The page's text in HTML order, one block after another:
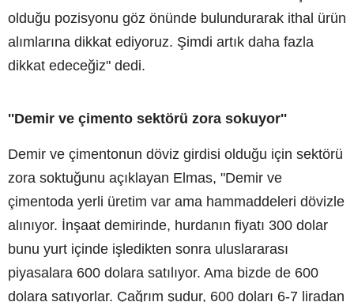
olduğu pozisyonu göz önünde bulundurarak ithal ürün
alımlarına dikkat ediyoruz. Şimdi artık daha fazla
dikkat edeceğiz" dedi.
''Demir ve çimento sektörü zora sokuyor''
Demir ve çimentonun döviz girdisi olduğu için sektörü
zora soktuğunu açıklayan Elmas, "Demir ve
çimentoda yerli üretim var ama hammaddeleri dövizle
alınıyor. İnşaat demirinde, hurdanın fiyatı 300 dolar
bunu yurt içinde işledikten sonra uluslararası
piyasalara 600 dolara satılıyor. Ama bizde de 600
dolara satıyorlar. Çağrım şudur, 600 doları 6-7 liradan